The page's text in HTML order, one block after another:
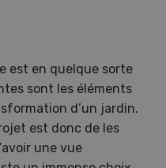
est en quelque sorte
sont les éléments
d’un jardin.
est donc de les
une vue